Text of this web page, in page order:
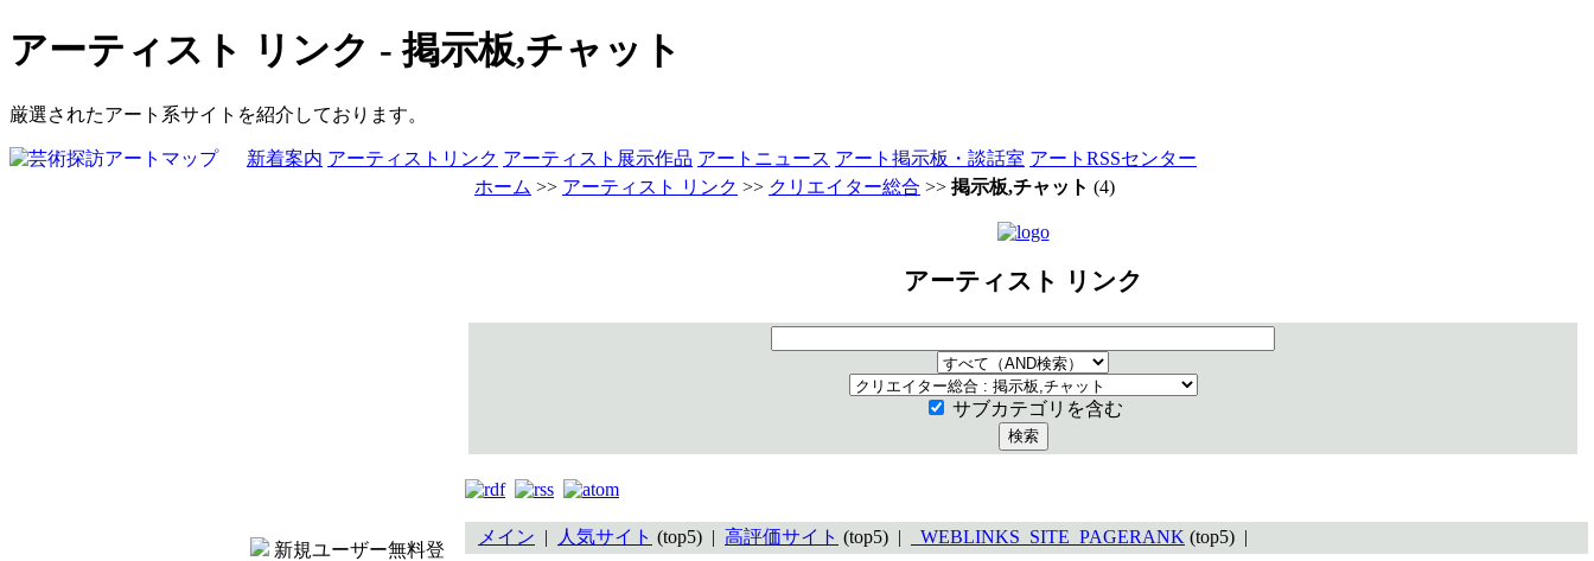
アーティスト リンク - 掲示板,チャット
厳選されたアート系サイトを紹介しております。
新着案内 アーティストリンク アーティスト展示作品 アートニュース アート掲示板・談話室 アートRSSセンター
新規ユーザー無料登
ホーム >> アーティスト リンク >> クリエイター総合 >> 掲示板,チャット (4)
アーティスト リンク
サブカテゴリを含む
メイン | 人気サイト (top5) | 高評価サイト (top5) | _WEBLINKS_SITE_PAGERANK (top5) |